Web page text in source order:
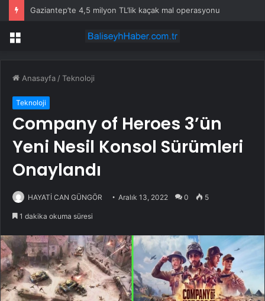
Gaziantep’te 4,5 milyon TL’lik kaçak mal operasyonu
Menü
Anasayfa /Teknoloji
Teknoloji
Company of Heroes 3’ün
Yeni Nesil Konsol Sürümleri
Onaylandı
HAYATİ CAN GÜNGÖR Aralık 13, 2022 0 5
1 dakika okuma süresi